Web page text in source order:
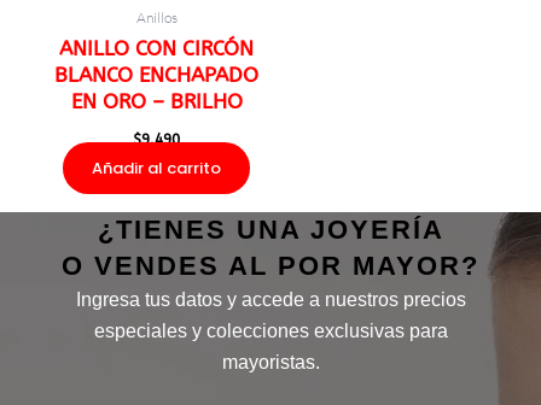
Anillos
ANILLO CON CIRCÓN
BLANCO ENCHAPADO
EN ORO – BRILHO
$9.490
Añadir al carrito
¿TIENES UNA JOYERÍA
O VENDES AL POR MAYOR?
Ingresa tus datos y accede a nuestros precios
especiales y colecciones exclusivas para
mayoristas.